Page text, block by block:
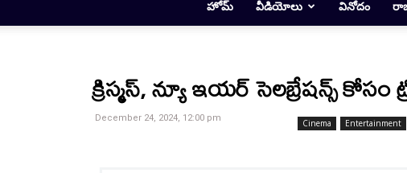
హోమ్ వీడియోలు వినోదం
Cinema Entertainment
క్రిస్మస్, న్యూ ఇయర్ సెలబ్రేషన్స్ కోసం
December 24, 2024, 12:00 pm